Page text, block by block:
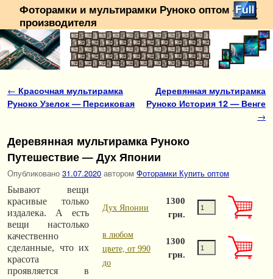
Фоторамки и мультирамки Руноко оптом — от
производителя
Навигация по записям
← Красочная мультирамка
Руноко Узелок — Персиковая
Деревянная мультирамка
Руноко История 12 — Венге
→
Деревянная мультирамка Руноко
Путешествие — Дух Японии
Опубликовано 31.07.2020 автором Фоторамки Купить оптом
Дух Японии
1300
грн.
в любом
цвете, от 990
до
1300
грн.
Бывают вещи
красивые только
издалека. А есть
вещи настолько
качественно
сделанные, что их
красота
проявляется в